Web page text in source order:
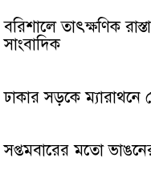
বরিশালে তাৎক্ষণিক
সাংবাদিক
ঢাকার সড়কে
সপ্তমবারের মতো